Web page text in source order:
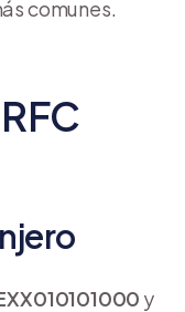
comunes.
y